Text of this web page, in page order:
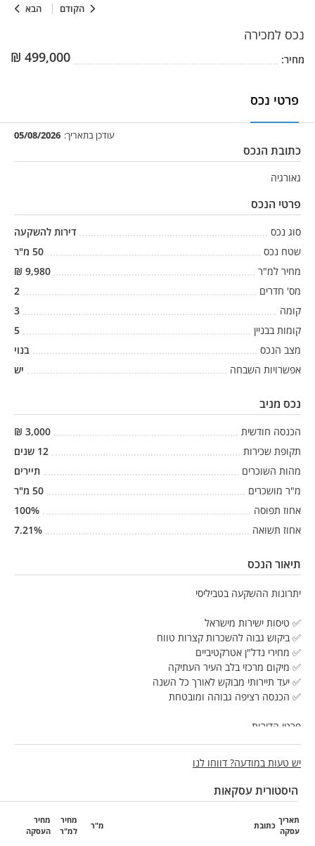
הקודם הבא
נכס למכירה
מחיר: 499,000
₪
פרטי נכס
עודכן בתאריך: 05/08/2026
כתובת הנכס
גאורגיה
פרטי הנכס
סוג נכס
דירות להשקעה
שטח נכס
50 מ"ר
מחיר למ"ר
9,980
₪
מס' חדרים
2
קומה
3
קומות בבניין
5
מצב הנכס
בנוי
אפשרויות השבחה
יש
נכס מניב
הכנסה חודשית 3,000
₪
תקופת שכירות
12 שנים
מהות השוכרים
תיירים
מ"ר מושכרים
50 מ"ר
אחוז תפוסה
100%
אחוז תשואה
7.21%
תיאור הנכס
יתרונות ההשקעה בטביליסי
✅ טיסות ישירות מישראל
✅ ביקוש גבוה להשכרות קצרות טווח
✅ מחירי נדל"ן אטרקטיביים
✅ מיקום מרכזי בלב העיר העתיקה
✅ יעד תיירותי מבוקש לאורך כל השנה
✅ הכנסה רציפה גבוהה ומובטחת
פרטי הדירות
✅ דירות קומפקטיות בגודל 35–40 מ"ר
✅ בניין חדש בסטנדרט גבוה
✅ מרפסות שמש בעיצוב מודרני
✅ לובי מפואר ומקצועי בעברית
יש טעות במודעה? דווחו לנו
היסטורית עסקאות
תאריך
עסקה
כתובת מ"ר
מחיר
למ"ר
מחיר
העסקה